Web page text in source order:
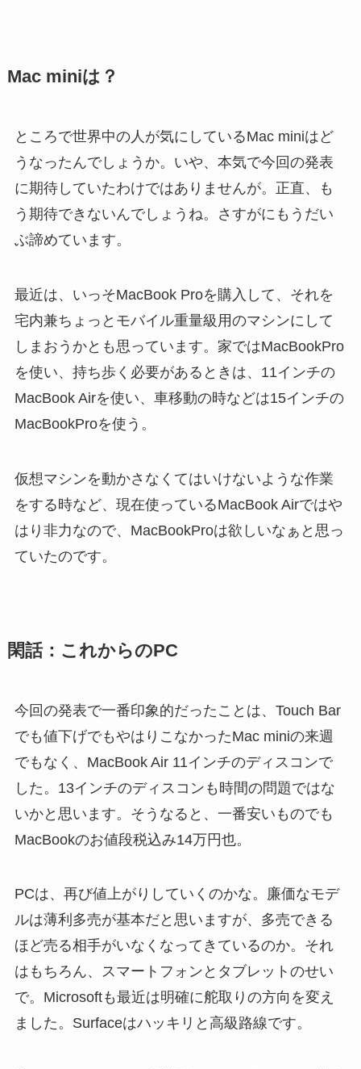
Mac miniは？
ところで世界中の人が気にしているMac miniはど
うなったんでしょうか。いや、本気で今回の発表
に期待していたわけではありませんが。正直、も
う期待できないんでしょうね。さすがにもうだい
ぶ諦めています。
最近は、いっそMacBook Proを購入して、それを
宅内兼ちょっとモバイル重量級用のマシンにして
しまおうかとも思っています。家ではMacBookPro
を使い、持ち歩く必要があるときは、11インチの
MacBook Airを使い、車移動の時などは15インチの
MacBookProを使う。
仮想マシンを動かさなくてはいけないような作業
をする時など、現在使っているMacBook Airではや
はり非力なので、MacBookProは欲しいなぁと思っ
ていたのです。
閑話：これからのPC
今回の発表で一番印象的だったことは、Touch Bar
でも値下げでもやはりこなかったMac miniの来週
でもなく、MacBook Air 11インチのディスコンで
した。13インチのディスコンも時間の問題ではな
いかと思います。そうなると、一番安いものでも
MacBookのお値段税込み14万円也。
PCは、再び値上がりしていくのかな。廉価なモデ
ルは薄利多売が基本だと思いますが、多売できる
ほど売る相手がいなくなってきているのか。それ
はもちろん、スマートフォンとタブレットのせい
で。Microsoftも最近は明確に舵取りの方向を変え
ました。Surfaceはハッキリと高級路線です。